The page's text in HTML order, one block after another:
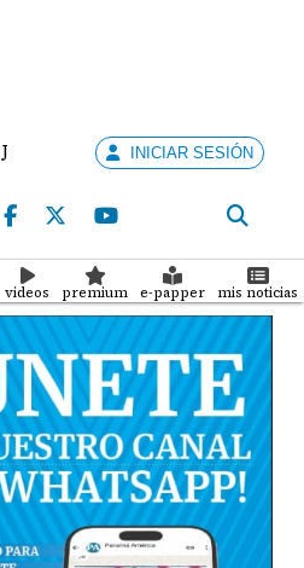
y del Caribe
INICIAR SESIÓN
videos premium e-papper mis noticias